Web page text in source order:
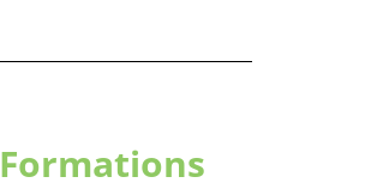
Formations